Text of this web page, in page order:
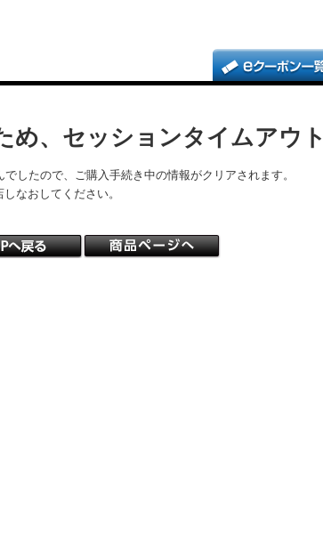
め、セッションタイムアウ
したので、ご購入手続き中の情報がクリアされます。
なおしてください。